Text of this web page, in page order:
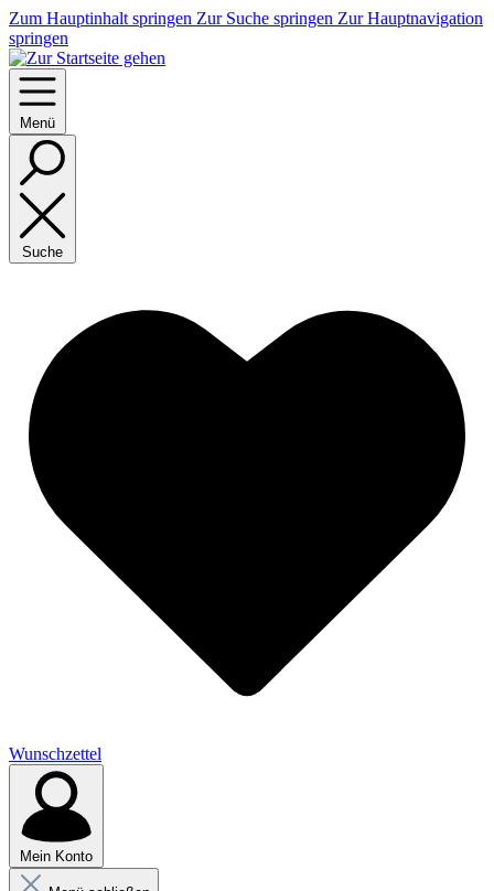
Zum Hauptinhalt springen Zur Suche springen Zur Hauptnavigation
springen
Menü
Suche
Wunschzettel
Mein Konto